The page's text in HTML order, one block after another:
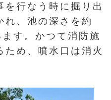
を行なう時に掘り出
れ、池の深さを約
す。かつて消防施
め、噴水口は消火